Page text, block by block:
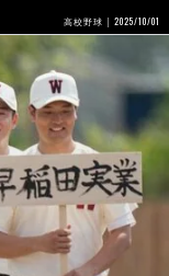
高校野球 2025/10/01